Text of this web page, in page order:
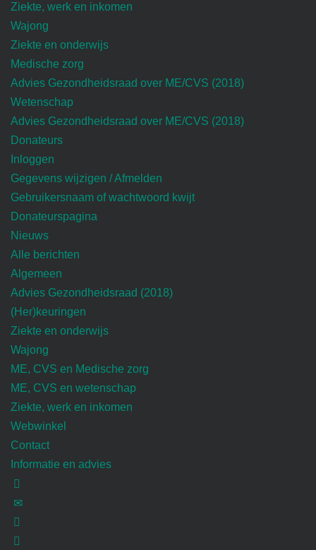
Ziekte, werk en inkomen
Wajong
Ziekte en onderwijs
Medische zorg
Advies Gezondheidsraad over ME/CVS (2018)
Wetenschap
Advies Gezondheidsraad over ME/CVS (2018)
Donateurs
Inloggen
Gegevens wijzigen / Afmelden
Gebruikersnaam of wachtwoord kwijt
Donateurspagina
Nieuws
Alle berichten
Algemeen
Advies Gezondheidsraad (2018)
(Her)keuringen
Ziekte en onderwijs
Wajong
ME, CVS en Medische zorg
ME, CVS en wetenschap
Ziekte, werk en inkomen
Webwinkel
Contact
Informatie en advies